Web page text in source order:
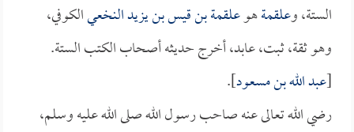
الستة، وعلقمةهوعلقمة بن قيس بن يزيد النخعيالكوفي،
وهو ثقة، ثبت، عابد، أخرج حديثه أصحاب الكتب الستة.
[عبد الله بن مسعود].
رضي الله تعالى عنه صاحب رسول الله صلى الله عليه وسلم،